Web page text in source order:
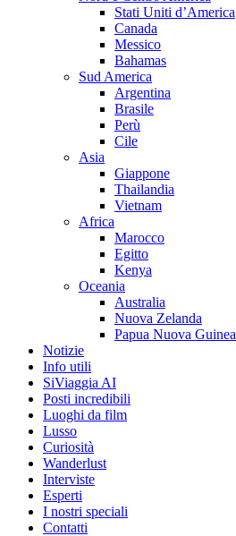
Stati Uniti d’America
Canada
Messico
Bahamas
Sud America
Argentina
Brasile
Perù
Cile
Asia
Giappone
Thailandia
Vietnam
Africa
Marocco
Egitto
Kenya
Oceania
Australia
Nuova Zelanda
Papua Nuova Guinea
Notizie
Info utili
SiViaggia AI
Posti incredibili
Luoghi da film
Lusso
Curiosità
Wanderlust
Interviste
Esperti
I nostri speciali
Contatti